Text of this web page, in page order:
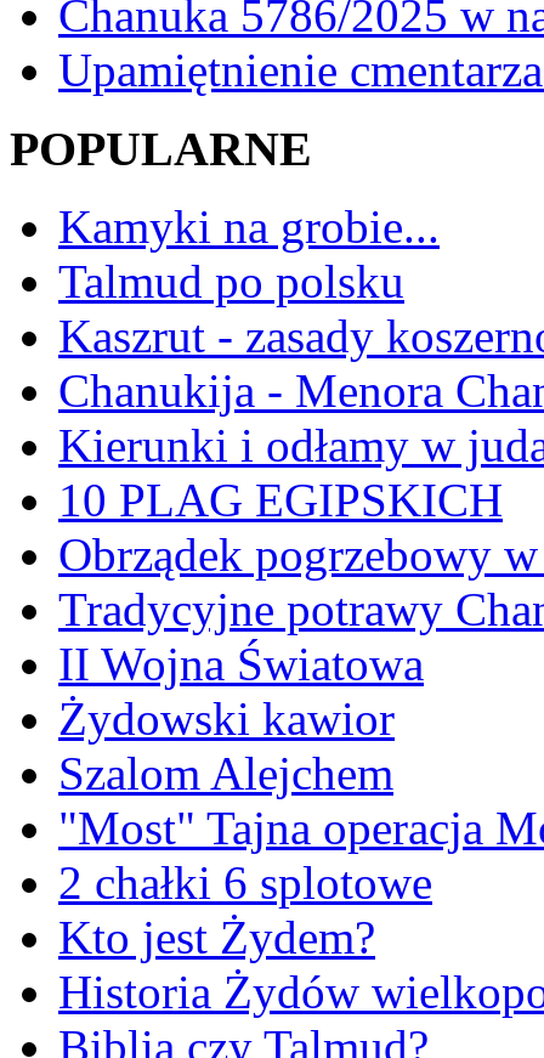
Chanuka 5786/2025 w
Upamiętnienie
POPULARNE
Kamyki na grobie...
Talmud po polsku
Kaszrut - zasady
Chanukija - Menora
Kierunki i odłamy w
10 PLAG EGIPSKICH
Obrządek pogrzebowy
Tradycyjne potrawy
II Wojna Światowa
Żydowski kawior
Szalom Alejchem
"Most" Tajna operacja
2 chałki 6 splotowe
Kto jest Żydem?
Historia Żydów
Biblia czy Talmud?